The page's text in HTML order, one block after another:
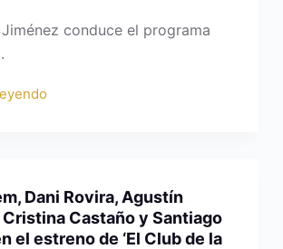
conduce el programa
Dani Rovira, Agustín
Castaño y Santiago
el estreno de ‘El Club de la